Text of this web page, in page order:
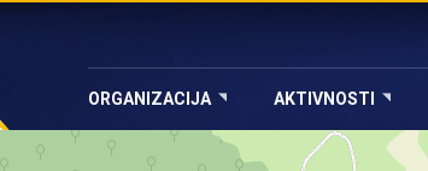
ORGANIZACIJA AKTIVNOSTI